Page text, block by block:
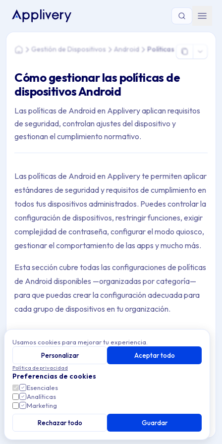
Estás aquí: Home > Gestión de Dispositivos > Android >
HomeGestión de Dispositivos Android Políticas
Cómo gestionar las políticas de
dispositivos Android
Las políticas de Android en Applivery aplican requisitos
de seguridad, controlan ajustes del dispositivo y
gestionan el cumplimiento normativo.
Las políticas de Android en Applivery te permiten aplicar
estándares de seguridad y requisitos de cumplimiento en
todos tus dispositivos administrados. Puedes controlar la
configuración de dispositivos, restringir funciones, exigir
complejidad de contraseña, configurar el modo quiosco,
gestionar el comportamiento de las apps y mucho más.
Esta sección cubre todas las configuraciones de políticas
de Android disponibles —organizadas por categoría—
para que puedas crear la configuración adecuada para
cada grupo de dispositivos en tu organización.
Archive Contents: Políticas
This collection contains 22 articles across 1 sections: Políticas.
Topics covered: Agente, Check Point Harmony VPN,
Agente
El agente MDM Android de Applivery — características,
configuración, geolocalización y cómo mejora la gestión
de dispositivos y la seguridad en Android.
12 min de lectura Android
Usamos cookies para mejorar tu experiencia.
Personalizar
Aceptar todo
Política de privacidad
Preferencias de cookies
Esenciales
Analíticas
Marketing
Rechazar todo Guardar